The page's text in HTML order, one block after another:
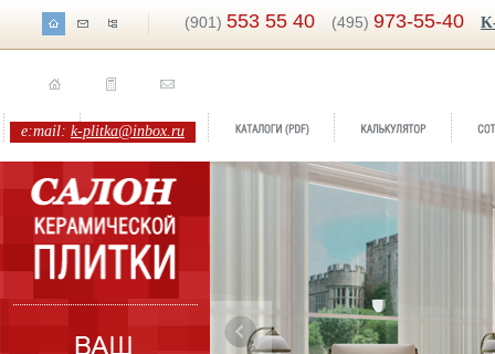
(901) 553 55 40 (495) 973-55-40
e:mail: k-plitka@inbox.ru